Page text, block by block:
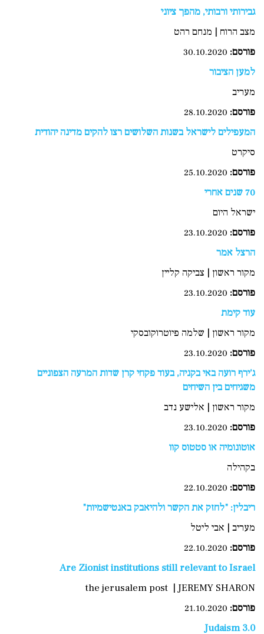
גבירותי ורבותי, מהפך ציוני
מצב הרוח | מנחם רהט
פורסם:
למען הציבור
מעריב
פורסם:
המעפילים לישראל בשנות השלושים רצו להקים מדינה יהודית
סיקרט
פורסם:
70 שנים אחרי
ישראל היום
פורסם:
הרצל אמר
מקור ראשון | צביקה קליין
פורסם:
עוד קימת
מקור ראשון | שלמה פיוטרוקובסקי
פורסם:
ג'ירף רועה באי בקניה, בעוד פקחי קרן שדות המרעה הצפוניים
משגיחים בין השיחים
מקור ראשון | אלישע נדב
פורסם:
אוטונומיה או סטטוס קוו
בקהילה
פורסם:
ריבלין: "לחזק את הקשר ולהיאבק באנטישמיות"
מעריב | אבי ליטל
פורסם:
Are Zionist institutions still relevant to Israel
the jerusalem post | JEREMY SHARON
פורסם:
Judaism 3.0